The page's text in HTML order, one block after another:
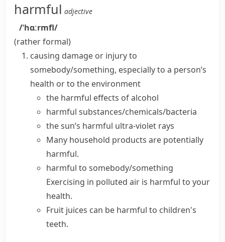
harmful adjective
/ˈhɑːrmfl/
(rather formal)
causing damage or injury to
somebody/something, especially to a person’s
health or to the environment
the harmful effects of alcohol
harmful substances/chemicals/bacteria
the sun’s harmful ultra-violet rays
Many household products are potentially
harmful.
harmful to somebody/something
Exercising in polluted air is harmful to your
health.
Fruit juices can be harmful to children's
teeth.